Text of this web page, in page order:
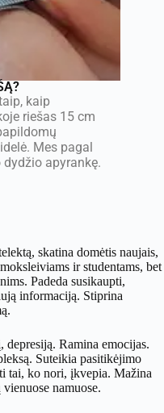
kaip
riešas 15 cm
Mes pagal
apyrankę.
skatina domėtis naujais,
ir studentams, bet
Padeda susikaupti,
informaciją. Stiprina
depresiją. Ramina emocijas.
Suteikia pasitikėjimo
tai, ko nori, įkvepia. Mažina
namuose.